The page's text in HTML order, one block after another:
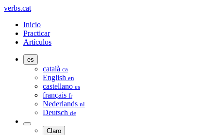
verbs.cat
Inicio
Practicar
Artículos
es
català ca
English en
castellano es
français fr
Nederlands nl
Deutsch de
Claro